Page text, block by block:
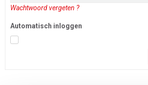
Wachtwoord vergeten ?
Automatisch inloggen